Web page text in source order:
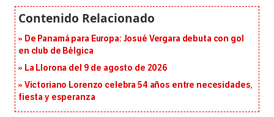
De Panamá para Europa: Josué Vergara debuta con gol
en club de Bélgica
La Llorona del 9 de agosto de 2026
Victoriano Lorenzo celebra 54 años entre necesidades,
fiesta y esperanza